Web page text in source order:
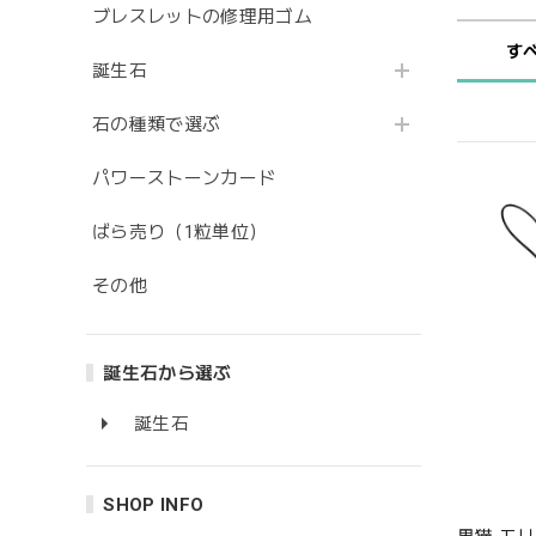
ブレスレットの修理用ゴム
誕生石
石の種類で選ぶ
パワーストーンカード
ばら売り（1粒単位）
その他
誕生石から選ぶ
誕生石
SHOP INFO
す